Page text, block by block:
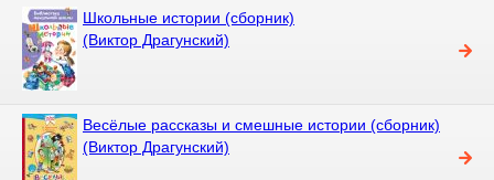
Школьные истории (сборник)
(Виктор Драгунский)
Весёлые рассказы и смешные истории (сборник)
(Виктор Драгунский)